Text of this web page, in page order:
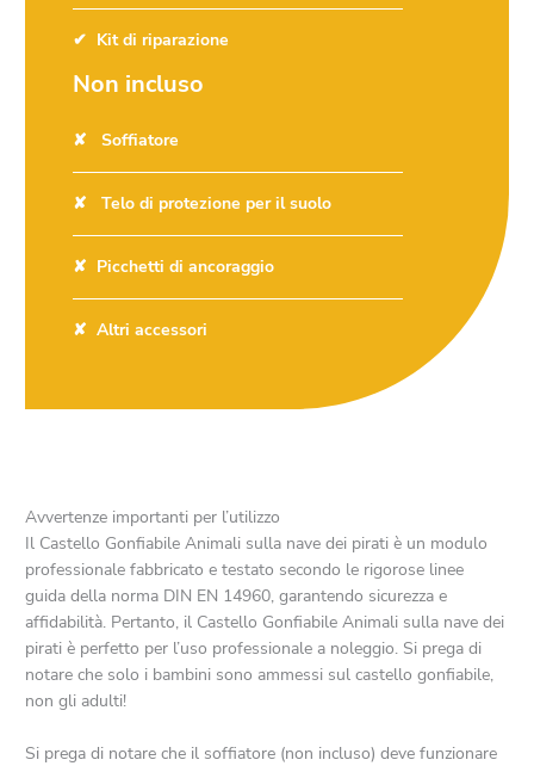
Kit di riparazione
Non incluso
Soffiatore
Telo di protezione per il suolo
Picchetti di ancoraggio
Altri accessori
Avvertenze importanti per l’utilizzo
Il Castello Gonfiabile Animali sulla nave dei pirati è un modulo
professionale fabbricato e testato secondo le rigorose linee
guida della norma DIN EN 14960, garantendo sicurezza e
affidabilità. Pertanto, il Castello Gonfiabile Animali sulla nave dei
pirati è perfetto per l’uso professionale a noleggio. Si prega di
notare che solo i bambini sono ammessi sul castello gonfiabile,
non gli adulti!
Si prega di notare che il soffiatore (non incluso) deve funzionare